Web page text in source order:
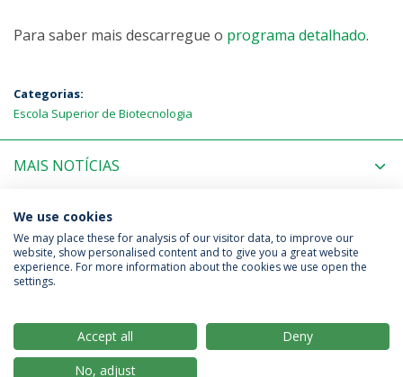
Para saber mais descarregue o programa detalhado.
Categorias:
Escola Superior de Biotecnologia
MAIS NOTÍCIAS
PRÓXIMOS EVENTOS
Política de Privacidade
Termos & Condições
We use cookies
We may place these for analysis of our visitor data, to improve our
website, show personalised content and to give you a great website
experience. For more information about the cookies we use open the
settings.
Accept all
Deny
No, adjust